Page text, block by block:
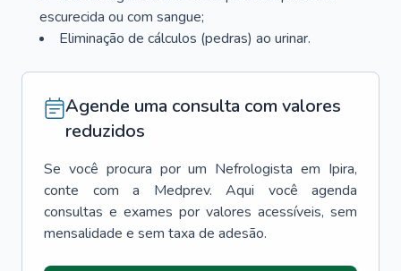
escurecida ou com sangue;
Eliminação de cálculos (pedras) ao urinar.
Agende uma consulta com valores
reduzidos
Se você procura por um Nefrologista em Ipira,
conte com a Medprev. Aqui você agenda
consultas e exames por valores acessíveis, sem
mensalidade e sem taxa de adesão.